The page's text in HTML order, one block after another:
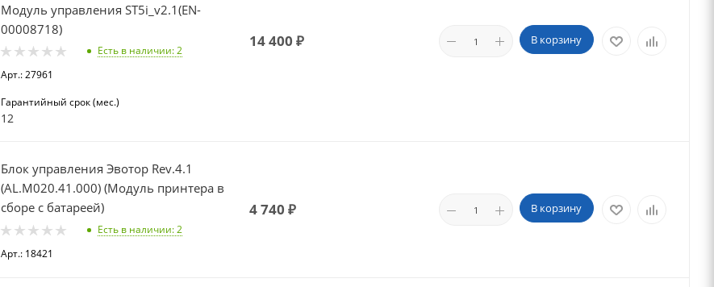
Модуль управления ST5i_v2.1(EN-
00008718)
Есть в наличии: 2
Арт.: 27961
14 400 ₽ В корзину
Гарантийный срок (мес.)
12
Блок управления Эвотор Rev.4.1
(AL.M020.41.000) (Модуль принтера в
сборе с батареей)
Есть в наличии: 2
Арт.: 18421
4 740 ₽ В корзину